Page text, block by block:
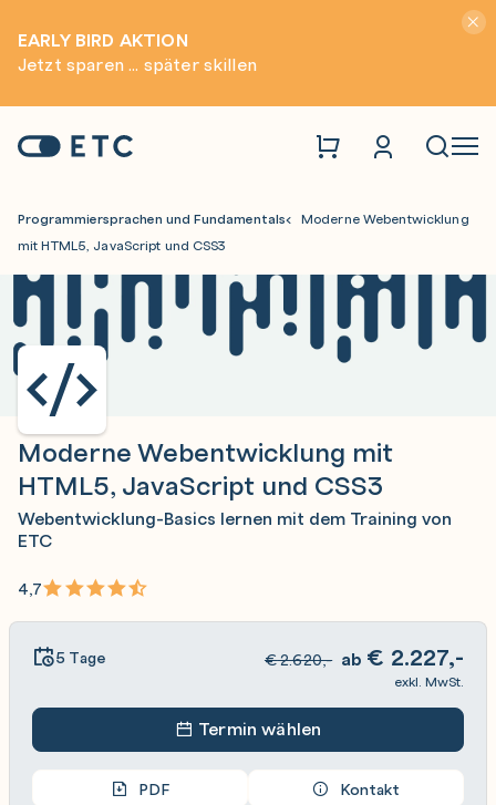
EARLY BIRD AKTION
Jetzt sparen ... später skillen
Startseite: ETC
Programmiersprachen und Fundamentals
Moderne Webentwicklung
mit HTML5, JavaScript und CSS3
Moderne Webentwicklung mit
HTML5, JavaScript und CSS3
Webentwicklung-Basics lernen mit dem Training von
ETC
4,7
5 Tage €2.620,- ab € 2.227,-
exkl. MwSt.
Termin wählen
PDF Kontakt